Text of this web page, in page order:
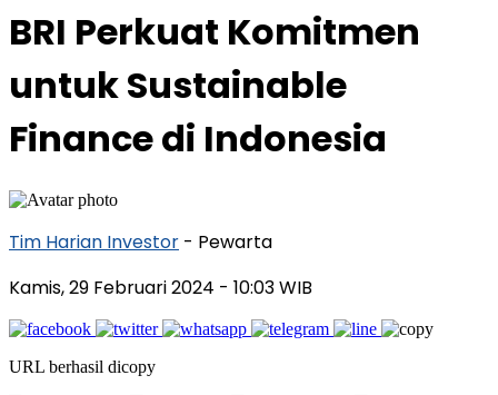
BRI Perkuat Komitmen
untuk Sustainable
Finance di Indonesia
Tim Harian Investor - Pewarta
Kamis, 29 Februari 2024 - 10:03 WIB
URL berhasil dicopy